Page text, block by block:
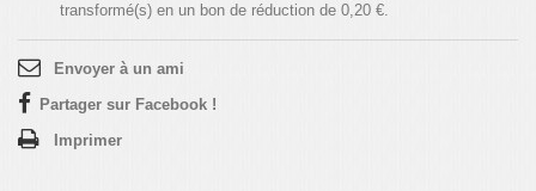
transformé(s) en un bon de réduction de 0,20 €.
Envoyer à un ami
Partager sur Facebook !
Imprimer